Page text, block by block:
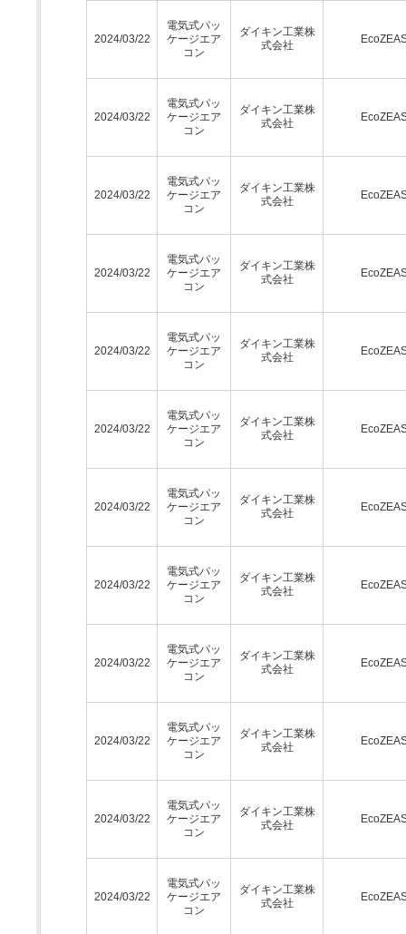
2024/03/22
電気式パッ
ケージエア
コン
ダイキン工業株
式会社
2024/03/22
電気式パッ
ケージエア
コン
ダイキン工業株
式会社
2024/03/22
電気式パッ
ケージエア
コン
ダイキン工業株
式会社
2024/03/22
電気式パッ
ケージエア
コン
ダイキン工業株
式会社
2024/03/22
電気式パッ
ケージエア
コン
ダイキン工業株
式会社
2024/03/22
電気式パッ
ケージエア
コン
ダイキン工業株
式会社
2024/03/22
電気式パッ
ケージエア
コン
ダイキン工業株
式会社
2024/03/22
電気式パッ
ケージエア
コン
ダイキン工業株
式会社
2024/03/22
電気式パッ
ケージエア
コン
ダイキン工業株
式会社
2024/03/22
電気式パッ
ケージエア
コン
ダイキン工業株
式会社
2024/03/22
電気式パッ
ケージエア
コン
ダイキン工業株
式会社
2024/03/22
電気式パッ
ケージエア
コン
ダイキン工業株
式会社